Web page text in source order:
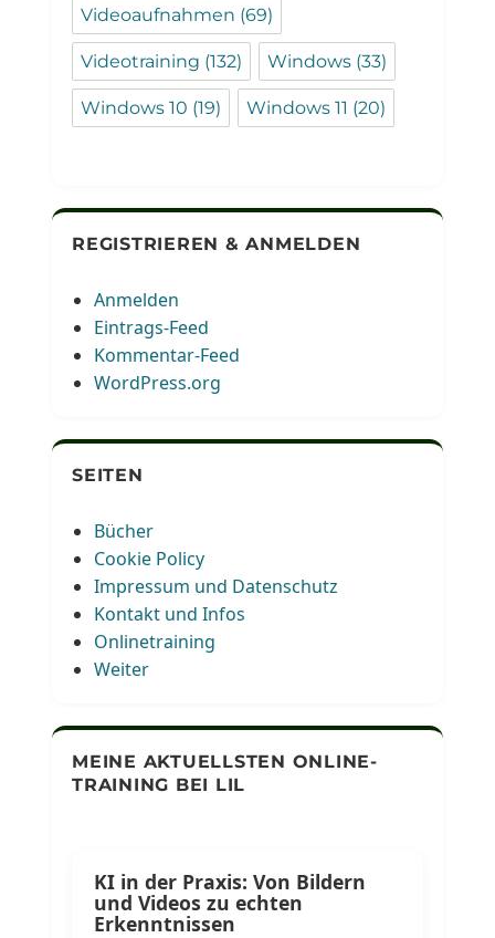
Videoaufnahmen (69)
Videotraining (132) Windows (33)
Windows 10 (19) Windows 11 (20)
REGISTRIEREN & ANMELDEN
Anmelden
Eintrags-Feed
Kommentar-Feed
WordPress.org
SEITEN
Bücher
Cookie Policy
Impressum und Datenschutz
Kontakt und Infos
Onlinetraining
Weiter
MEINE AKTUELLSTEN ONLINE-
TRAINING BEI LIL
KI in der Praxis: Von Bildern
und Videos zu echten
Erkenntnissen